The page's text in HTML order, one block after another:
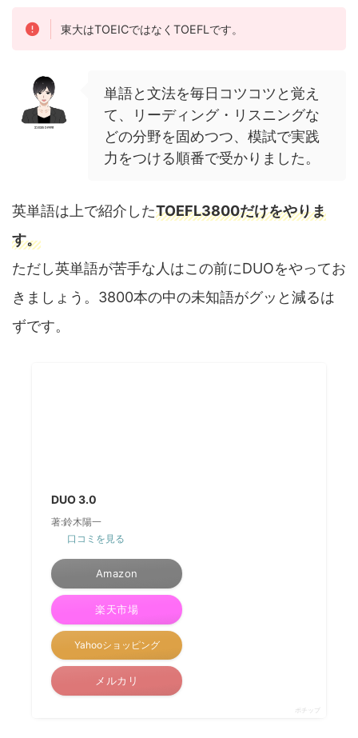
東大はTOEICではなくTOEFLです。
単語と文法を毎日コツコツと覚え
て、リーディング・リスニングな
どの分野を固めつつ、模試で実践
力をつける順番で受かりました。
英単語は上で紹介したTOEFL3800だけをやりま
す。
ただし英単語が苦手な人はこの前にDUOをやってお
きましょう。3800本の中の未知語がグッと減るは
ずです。
DUO 3.0
著:鈴木陽一
口コミを見る
Amazon
楽天市場
Yahooショッピング
メルカリ
ポチップ